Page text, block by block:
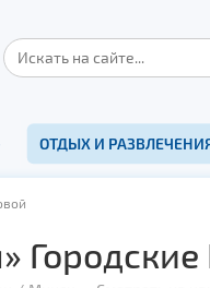
ОТДЫХ И